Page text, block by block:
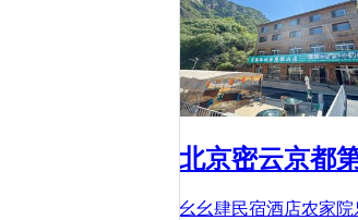
北京密云京都
幺幺肆民宿酒店农家